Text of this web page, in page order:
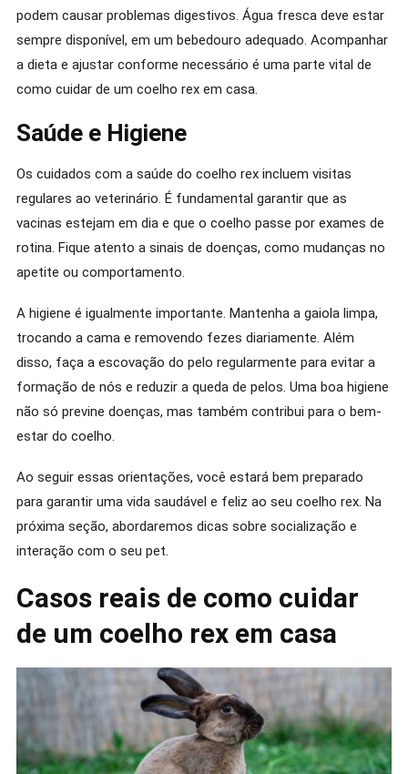
podem causar problemas digestivos. Água fresca deve estar
sempre disponível, em um bebedouro adequado. Acompanhar
a dieta e ajustar conforme necessário é uma parte vital de
como cuidar de um coelho rex em casa.
Saúde e Higiene
Os cuidados com a saúde do coelho rex incluem visitas
regulares ao veterinário. É fundamental garantir que as
vacinas estejam em dia e que o coelho passe por exames de
rotina. Fique atento a sinais de doenças, como mudanças no
apetite ou comportamento.
A higiene é igualmente importante. Mantenha a gaiola limpa,
trocando a cama e removendo fezes diariamente. Além
disso, faça a escovação do pelo regularmente para evitar a
formação de nós e reduzir a queda de pelos. Uma boa higiene
não só previne doenças, mas também contribui para o bem-
estar do coelho.
Ao seguir essas orientações, você estará bem preparado
para garantir uma vida saudável e feliz ao seu coelho rex. Na
próxima seção, abordaremos dicas sobre socialização e
interação com o seu pet.
Casos reais de como cuidar
de um coelho rex em casa